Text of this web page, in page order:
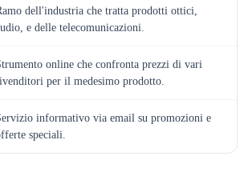
dell'industria che tratta prodotti ottici,
e delle telecomunicazioni.
online che confronta prezzi di vari
per il medesimo prodotto.
informativo via email su promozioni e
speciali.